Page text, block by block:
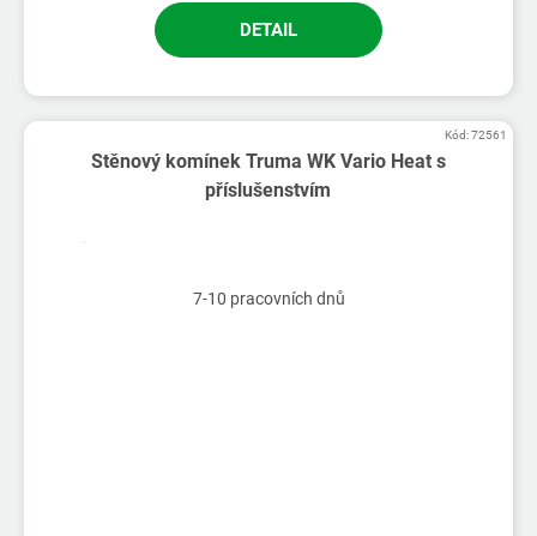
DETAIL
Stěnový komínek Truma WK Vario Heat s
příslušenstvím
7-10 pracovních dnů
Kód:72561